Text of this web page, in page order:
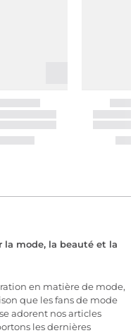
la mode, la beauté et la
en matière de mode,
que les fans de mode
adorent nos articles
les dernières